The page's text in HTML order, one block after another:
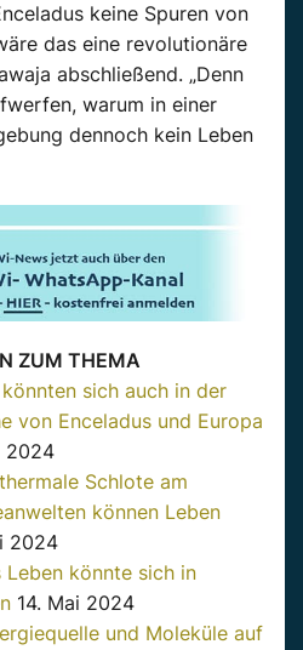
keine Spuren von
das eine revolutionäre
abschließend. „Denn
warum in einer
dennoch kein Leben
ZUM THEMA
sich auch in der
von Enceladus und Europa
2024
Schlote am
können Leben
2024
Leben könnte sich in
14. Mai 2024
und Moleküle auf